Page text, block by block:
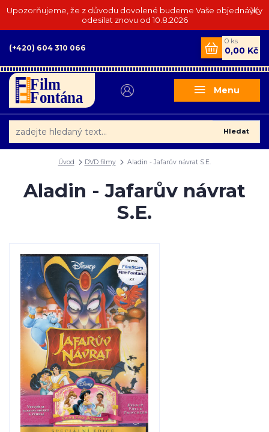
Upozorňujeme, že z důvodu dovolené budeme Vaše objednávky
odesílat znovu od 10.8.2026
Menu
Hledat
(+420) 604 310 066
0 ks
0,00 Kč
Úvod DVD filmy Aladin - Jafarův návrat S.E.
Aladin - Jafarův návrat
S.E.